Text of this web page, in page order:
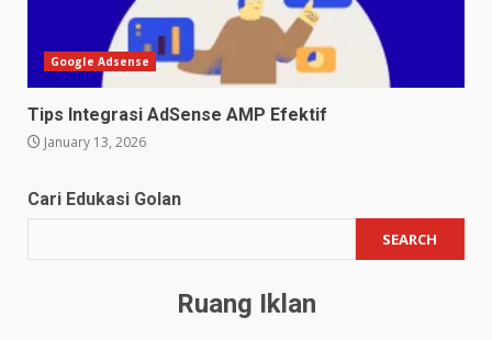
Google Adsense
Tips Integrasi AdSense AMP Efektif
January 13, 2026
Cari Edukasi Golan
SEARCH
Ruang Iklan